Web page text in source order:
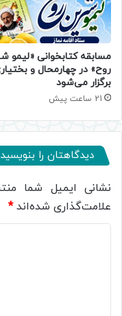
مسابقه کتابخوانی «لیمو
روح» در چهارمحال و
برگزار می‌شود
21 ساعت پیش
دیدگاهتان را بنویسید
نشانی ایمیل شما
علامت‌گذاری شده‌اند*